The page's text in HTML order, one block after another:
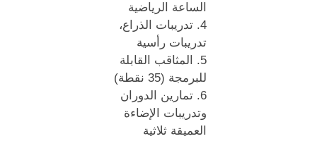
الساعة الرياضية
4. تدريبات الذراع،
تدريبات رأسية
5. المثاقب القابلة
للبرمجة (35 نقطة)
6. تمارين الدوران
وتدريبات الإضاءة
العميقة ثلاثية